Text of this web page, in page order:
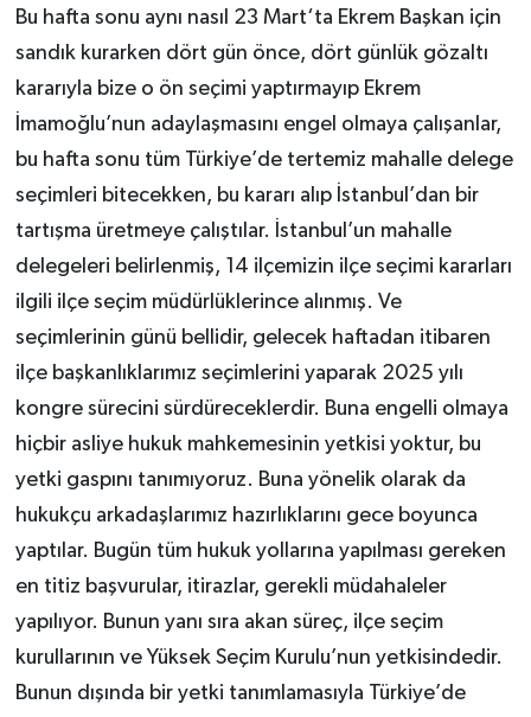
Bu hafta sonu aynı nasıl 23 Mart‘ta Ekrem Başkan için
sandık kurarken dört gün önce, dört günlük gözaltı
kararıyla bize o ön seçimi yaptırmayıp Ekrem
İmamoğlu’nun adaylaşmasını engel olmaya çalışanlar,
bu hafta sonu tüm Türkiye’de tertemiz mahalle delege
seçimleri bitecekken, bu kararı alıp İstanbul’dan bir
tartışma üretmeye çalıştılar. İstanbul’un mahalle
delegeleri belirlenmiş, 14 ilçemizin ilçe seçimi kararları
ilgili ilçe seçim müdürlüklerince alınmış. Ve
seçimlerinin günü bellidir, gelecek haftadan itibaren
ilçe başkanlıklarımız seçimlerini yaparak 2025 yılı
kongre sürecini sürdüreceklerdir. Buna engelli olmaya
hiçbir asliye hukuk mahkemesinin yetkisi yoktur, bu
yetki gaspını tanımıyoruz. Buna yönelik olarak da
hukukçu arkadaşlarımız hazırlıklarını gece boyunca
yaptılar. Bugün tüm hukuk yollarına yapılması gereken
en titiz başvurular, itirazlar, gerekli müdahaleler
yapılıyor. Bunun yanı sıra akan süreç, ilçe seçim
kurullarının ve Yüksek Seçim Kurulu’nun yetkisindedir.
Bunun dışında bir yetki tanımlamasıyla Türkiye’de